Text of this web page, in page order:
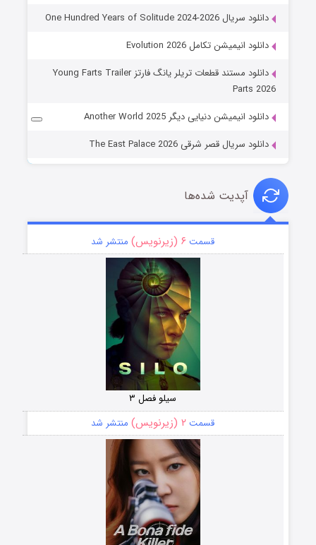
دانلود سریال One Hundred Years of Solitude 2024-2026
دانلود انیمیشن تکامل Evolution 2026
دانلود مستند قطعات تریلر یانگ فارتز Young Farts Trailer
Parts 2026
دانلود انیمیشن دنیایی دیگر Another World 2025
دانلود سریال قصر شرقی The East Palace 2026
آپدیت شده‌ها
قسمت ۶ (زیرنویس) منتشر شد
سیلو فصل ۳
قسمت ۲ (زیرنویس) منتشر شد